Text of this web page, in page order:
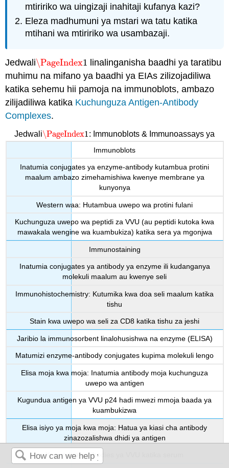
mtiririko wa uingizaji inahitaji kufanya kazi?
Eleza madhumuni ya mstari wa tatu katika
mtihani wa mtiririko wa usambazaji.
Jedwali\PageIndex1
\PageIndex1 linalinganisha baadhi ya taratibu
muhimu na mifano ya baadhi ya EIAs zilizojadiliwa
katika sehemu hii pamoja na immunoblots, ambazo
zilijadiliwa katika Kuchunguza Antigen-Antibody
Complexes.
Jedwali\PageIndex1
\PageIndex1: Immunoblots & Immunoassays ya
Immunoblots
Inatumia conjugates ya enzyme-antibody kutambua protini
maalum ambazo zimehamishiwa kwenye membrane ya
kunyonya
Western waa: Hutambua uwepo wa protini fulani
Kuchunguza uwepo wa peptidi za VVU (au peptidi kutoka kwa
mawakala wengine wa kuambukiza) katika sera ya mgonjwa
Immunostaining
Inatumia conjugates ya antibody ya enzyme ili kudanganya
molekuli maalum au kwenye seli
Immunohistochemistry: Kutumika kwa doa seli maalum katika
tishu
Stain kwa uwepo wa seli za CD8 katika tishu za jeshi
Jaribio la immunosorbent linalohusishwa na enzyme (ELISA)
Matumizi enzyme-antibody conjugates kupima molekuli lengo
Elisa moja kwa moja: Inatumia antibody moja kuchunguza
uwepo wa antigen
Kugundua antigen ya VVU p24 hadi mwezi mmoja baada ya
kuambukizwa
Elisa isiyo ya moja kwa moja: Hatua ya kiasi cha antibody
zinazozalishwa dhidi ya antigen
Kugundua antibodies ya VVU katika serum